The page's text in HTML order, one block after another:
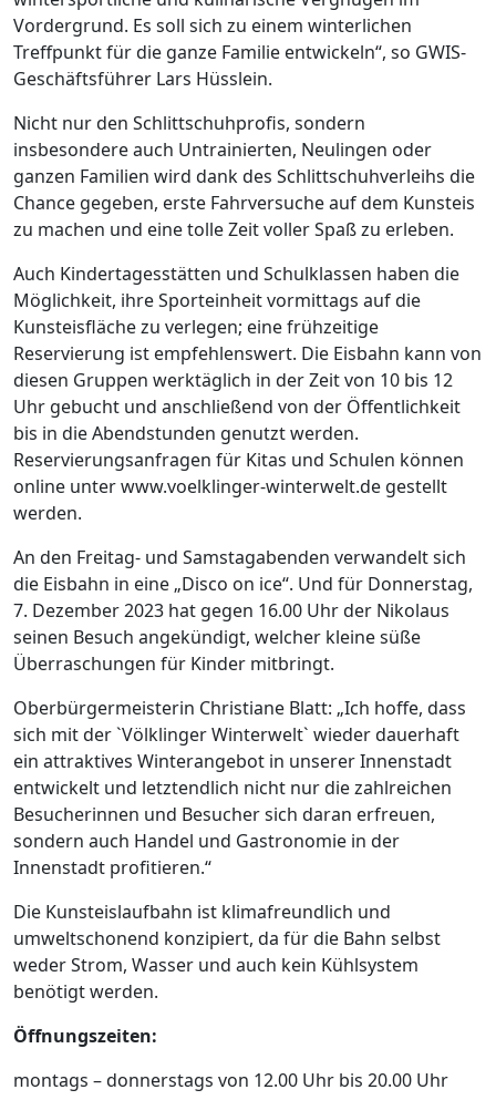
Vordergrund. Es soll sich zu einem winterlichen
Treffpunkt für die ganze Familie entwickeln“, so GWIS-
Geschäftsführer Lars Hüsslein.
Nicht nur den Schlittschuhprofis, sondern
insbesondere auch Untrainierten, Neulingen oder
ganzen Familien wird dank des Schlittschuhverleihs die
Chance gegeben, erste Fahrversuche auf dem Kunsteis
zu machen und eine tolle Zeit voller Spaß zu erleben.
Auch Kindertagesstätten und Schulklassen haben die
Möglichkeit, ihre Sporteinheit vormittags auf die
Kunsteisfläche zu verlegen; eine frühzeitige
Reservierung ist empfehlenswert. Die Eisbahn kann von
diesen Gruppen werktäglich in der Zeit von 10 bis 12
Uhr gebucht und anschließend von der Öffentlichkeit
bis in die Abendstunden genutzt werden.
Reservierungsanfragen für Kitas und Schulen können
online unter www.voelklinger-winterwelt.de gestellt
werden.
An den Freitag- und Samstagabenden verwandelt sich
die Eisbahn in eine „Disco on ice“. Und für Donnerstag,
7. Dezember 2023 hat gegen 16.00 Uhr der Nikolaus
seinen Besuch angekündigt, welcher kleine süße
Überraschungen für Kinder mitbringt.
Oberbürgermeisterin Christiane Blatt: „Ich hoffe, dass
sich mit der `Völklinger Winterwelt` wieder dauerhaft
ein attraktives Winterangebot in unserer Innenstadt
entwickelt und letztendlich nicht nur die zahlreichen
Besucherinnen und Besucher sich daran erfreuen,
sondern auch Handel und Gastronomie in der
Innenstadt profitieren.“
Die Kunsteislaufbahn ist klimafreundlich und
umweltschonend konzipiert, da für die Bahn selbst
weder Strom, Wasser und auch kein Kühlsystem
benötigt werden.
Öffnungszeiten:
montags – donnerstags von 12.00 Uhr bis 20.00 Uhr